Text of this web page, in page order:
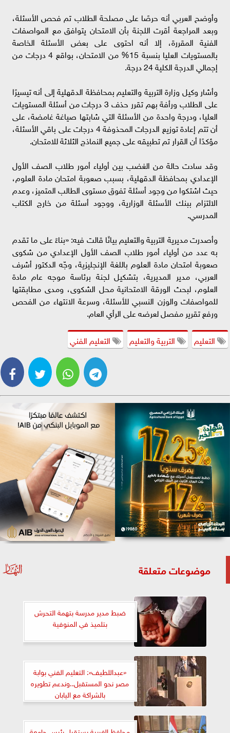
وأوضح العربي أنه حرصًا على مصلحة الطلاب تم فحص الأسئلة،
وبعد المراجعة أقرت اللجنة بأن الامتحان يتوافق مع المواصفات
الفنية المقررة، إلا أنه احتوى على بعض الأسئلة الخاصة
بالمستويات العليا بنسبة 15% من الامتحان، بواقع 4 درجات من
إجمالي الدرجة الكلية 24 درجة.
وأشار وكيل وزارة التربية والتعليم بمحافظة الدقهلية إلى أنه تيسيرًا
على الطلاب ورأفة بهم تقرر حذف 3 درجات من أسئلة المستويات
العليا، ودرجة واحدة من الأسئلة التي شابتها صياغة غامضة، على
أن تتم إعادة توزيع الدرجات المحذوفة 4 درجات على باقي الأسئلة،
مؤكدًا أن القرار تم تطبيقه على جميع النماذج الثلاثة للامتحان.
وقد سادت حالة من الغضب بين أولياء أمور طلاب الصف الأول
الإعدادي بمحافظة الدقهلية، بسبب صعوبة امتحان مادة العلوم،
حيث اشتكوا من وجود أسئلة تفوق مستوى الطالب المتميز، وعدم
الالتزام ببنك الأسئلة الوزارية، ووجود أسئلة من خارج الكتاب
المدرسي.
وأصدرت مديرية التربية والتعليم بيانًا قالت فيه: «بناءً على ما تقدم
به عدد من أولياء أمور طلاب الصف الأول الإعدادي من شكوى
صعوبة امتحان مادة العلوم باللغة الإنجليزية، وجّه الدكتور أشرف
العربي، مدير المديرية، بتشكيل لجنة برئاسة موجه عام مادة
العلوم، لبحث الورقة الامتحانية محل الشكوى، ومدى مطابقتها
للمواصفات والوزن النسبي للأسئلة، وسرعة الانتهاء من الفحص
ورفع تقرير مفصل لعرضه على الرأي العام.
التعليم
التربية والتعليم التعليم الفني
موضوعات متعلقة
ضبط مدير مدرسة بتهمة التحرش
بتلميذ في المنوفية
«عبداللطيف»: التعليم الفني بوابة
مصر نحو المستقبل..وندعم تطويره
بالشراكة مع اليابان